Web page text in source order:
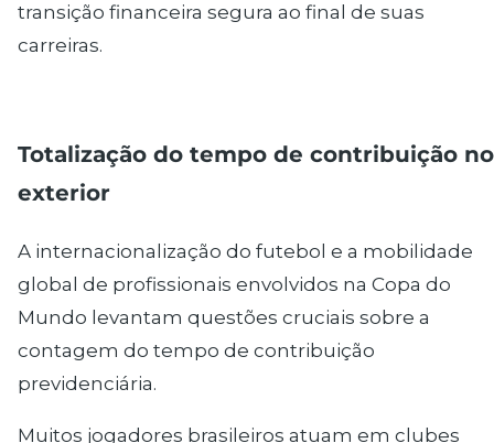
transição financeira segura ao final de suas
carreiras.
Totalização do tempo de contribuição no
exterior
A internacionalização do futebol e a mobilidade
global de profissionais envolvidos na Copa do
Mundo levantam questões cruciais sobre a
contagem do tempo de contribuição
previdenciária.
Muitos jogadores brasileiros atuam em clubes